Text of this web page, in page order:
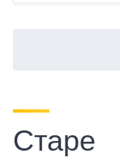
Старе